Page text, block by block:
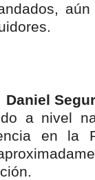
Daniel
a nivel
en la